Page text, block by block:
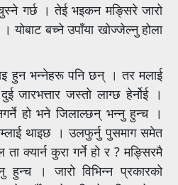
गर्छ । तेई भइकन मङ्सिरे जारो
योबाट बच्ने उपाँया खोज्जेल्नु होला
हुन भन्नेहरू पनि छन् । तर मलाई
जारभत्तार जस्तो लाग्छ हेर्नोई ।
हो भने जिलाल्छन् भन्नु हुन्च ।
थाइछ । उलफुर्नु पुसमाग समेत
क्यार्न कुरा गर्ने हो र ? मङ्सिरमै
। जारो विभिन्न प्रकारको